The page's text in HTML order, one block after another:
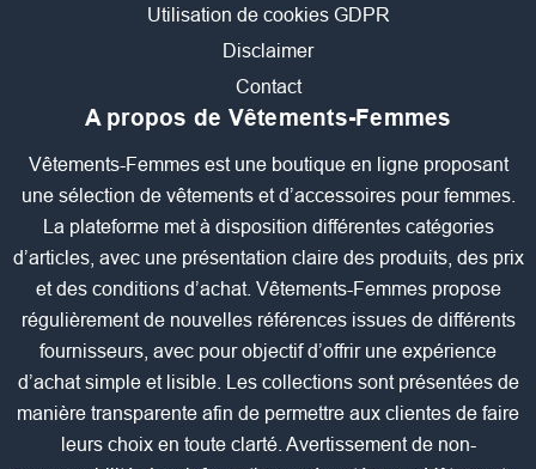
Utilisation de cookies GDPR
Disclaimer
Contact
A propos de Vêtements-Femmes
Vêtements-Femmes est une boutique en ligne proposant
une sélection de vêtements et d’accessoires pour femmes.
La plateforme met à disposition différentes catégories
d’articles, avec une présentation claire des produits, des prix
et des conditions d’achat. Vêtements-Femmes propose
régulièrement de nouvelles références issues de différents
fournisseurs, avec pour objectif d’offrir une expérience
d’achat simple et lisible. Les collections sont présentées de
manière transparente afin de permettre aux clientes de faire
leurs choix en toute clarté. Avertissement de non-